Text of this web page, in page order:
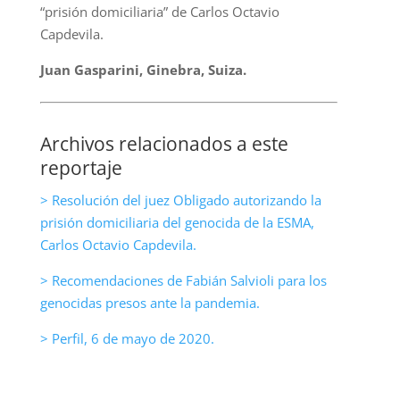
“prisión domiciliaria” de Carlos Octavio
Capdevila.
Juan Gasparini, Ginebra, Suiza.
Archivos relacionados a este
reportaje
> Resolución del juez Obligado autorizando la
prisión domiciliaria del genocida de la ESMA,
Carlos Octavio Capdevila.
> Recomendaciones de Fabián Salvioli para los
genocidas presos ante la pandemia.
> Perfil, 6 de mayo de 2020.